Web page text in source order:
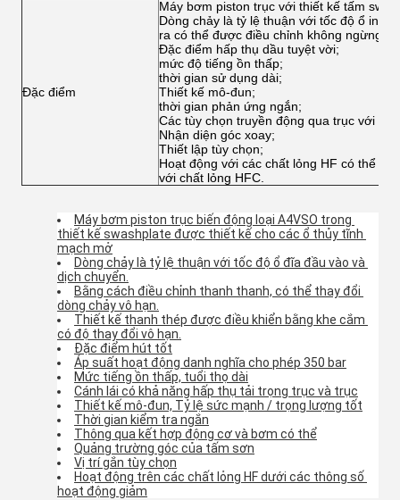
Đặc điểm
Máy bơm piston trục với thiết kế tấm
Dòng chảy là tỷ lệ thuận với tốc độ ổ
ra có thể được điều chỉnh không ngừng;
Đặc điểm hấp thụ dầu tuyệt vời;
mức độ tiếng ồn thấp;
thời gian sử dụng dài;
Thiết kế mô-đun;
thời gian phản ứng ngắn;
Các tùy chọn truyền động qua trục với tốc
Nhận diện góc xoay;
Thiết lập tùy chọn;
Hoạt động với các chất lỏng HF có thể
với chất lỏng HFC.
Máy bơm piston trục biến động loại A4VSO trong
thiết kế swashplate được thiết kế cho các ổ thủy tĩnh
mạch mở
Dòng chảy là tỷ lệ thuận với tốc độ ổ đĩa đầu vào và
dịch chuyển.
Bằng cách điều chỉnh thanh thanh, có thể thay đổi
dòng chảy vô hạn.
Thiết kế thanh thép được điều khiển bằng khe cắm
có độ thay đổi vô hạn.
Đặc điểm hút tốt
Áp suất hoạt động danh nghĩa cho phép 350 bar
Mức tiếng ồn thấp, tuổi thọ dài
Cánh lái có khả năng hấp thụ tải trọng trục và trục
Thiết kế mô-đun, Tỷ lệ sức mạnh / trọng lượng tốt
Thời gian kiểm tra ngắn
Thông qua kết hợp động cơ và bơm có thể
Quảng trường góc của tấm sơn
Vị trí gắn tùy chọn
Hoạt động trên các chất lỏng HF dưới các thông số
hoạt động giảm